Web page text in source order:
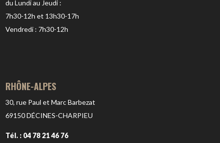
du Lundi au Jeudi :
7h30-12h et 13h30-17h
Vendredi : 7h30-12h
RHÔNE-ALPES
30, rue Paul et Marc Barbezat
69150DÉCINES-CHARPIEU
Tél. : 04 78 21 46 76